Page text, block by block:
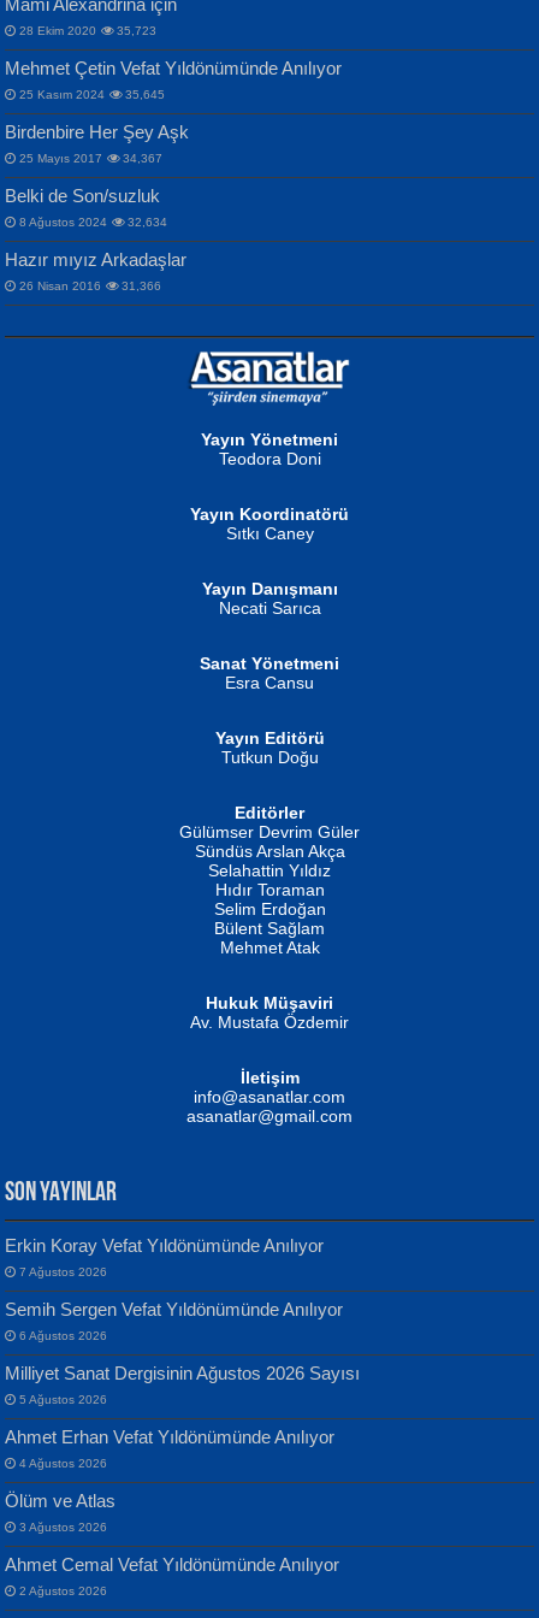
MAHMUT GÜRBÜZ
İbrahim Olmak ve Bitirebilmek...
NURAN KÖSE BAYDAR
İSMAİL OKUTAN
Erkeklerin Kahrolması Ne Demektir
MUSTAFA KELOĞLU
Yarına İz Bırakmak...
ATİLLA ÖZEN
Sultan Olmadan Önce Eyüp...
Songül Özel
Mahzen...
Ben Deniz Değilim ki...
Evvel Zaman Tanrıçası...
Yılmaz Ekinci
Geceye Söylenen...
Banu Sancak
Defterimden İçeri...
NAZIM HİKMET RAN
Bir Cezaevinde, Tecritteki Adamın
Mektupları...
Mami Alexandrina için
28 Ekim 2020 35,723
Mehmet Çetin Vefat Yıldönümünde Anılıyor
25 Kasım 2024 35,645
Birdenbire Her Şey Aşk
25 Mayıs 2017 34,367
Belki de Son/suzluk
8 Ağustos 2024 32,634
Hazır mıyız Arkadaşlar
26 Nisan 2016 31,366
Yayın Yönetmeni
Teodora Doni
Yayın Koordinatörü
Sıtkı Caney
Yayın Danışmanı
Necati Sarıca
Sanat Yönetmeni
Esra Cansu
Yayın Editörü
Tutkun Doğu
Editörler
Gülümser Devrim Güler
Sündüs Arslan Akça
Selahattin Yıldız
Hıdır Toraman
Selim Erdoğan
Bülent Sağlam
Mehmet Atak
Hukuk Müşaviri
Av. Mustafa Özdemir
İletişim
info@asanatlar.com
asanatlar@gmail.com
SON YAYINLAR
Erkin Koray Vefat Yıldönümünde Anılıyor
7 Ağustos 2026
Semih Sergen Vefat Yıldönümünde Anılıyor
6 Ağustos 2026
Milliyet Sanat Dergisinin Ağustos 2026 Sayısı
5 Ağustos 2026
Ahmet Erhan Vefat Yıldönümünde Anılıyor
4 Ağustos 2026
Ölüm ve Atlas
3 Ağustos 2026
Ahmet Cemal Vefat Yıldönümünde Anılıyor
2 Ağustos 2026